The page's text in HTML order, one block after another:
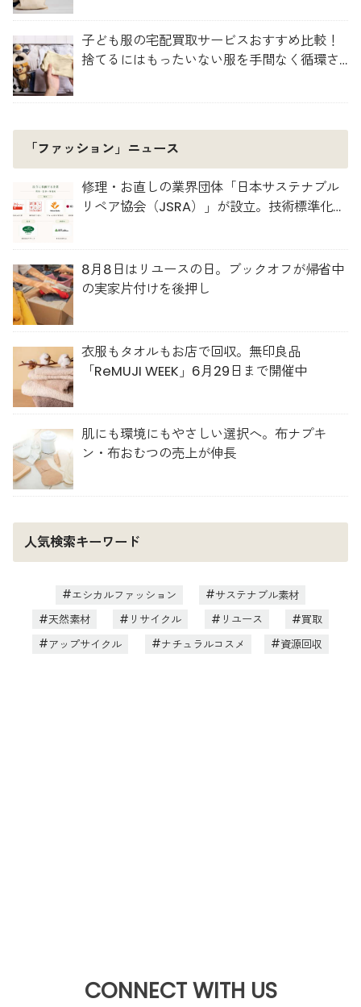
子ども服の宅配買取サービスおすすめ比較！
捨てるにはもったいない服を手間なく循環さ
「ファッション」ニュース
修理・お直しの業界団体「日本サステナブル
リペア協会（JSRA）」が設立。技術標準化や
8月8日はリユースの日。ブックオフが帰省中
の実家片付けを後押し
衣服もタオルもお店で回収。無印良品
「ReMUJI WEEK」6月29日まで開催中
肌にも環境にもやさしい選択へ。布ナプキ
ン・布おむつの売上が伸長
人気検索キーワード
エシカルファッション
サステナブル素材
天然素材
リサイクル リユース
買取
アップサイクル
ナチュラルコスメ 資源回収
CONNECT WITH US